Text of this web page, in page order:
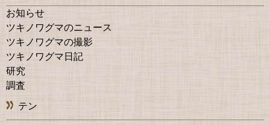
お知らせ
ツキノワグマのニュース
ツキノワグマの撮影
ツキノワグマ日記
研究
調査
テン